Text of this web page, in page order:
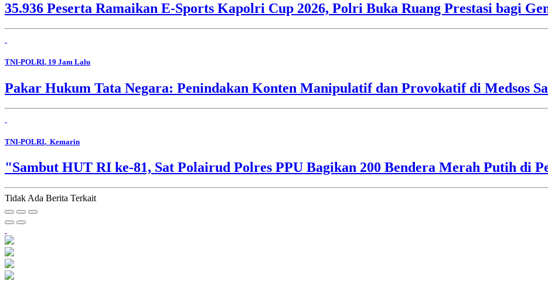
35.936 Peserta Ramaikan E-Sports Kapolri Cup 2026, Polri Buka Ruang Prestasi bagi
TNI-POLRI, 19 Jam Lalu
Pakar Hukum Tata Negara: Penindakan Konten Manipulatif dan Provokatif di Medsos
TNI-POLRI, Kemarin
"Sambut HUT RI ke-81, Sat Polairud Polres PPU Bagikan 200 Bendera Merah Putih di
Tidak Ada Berita Terkait